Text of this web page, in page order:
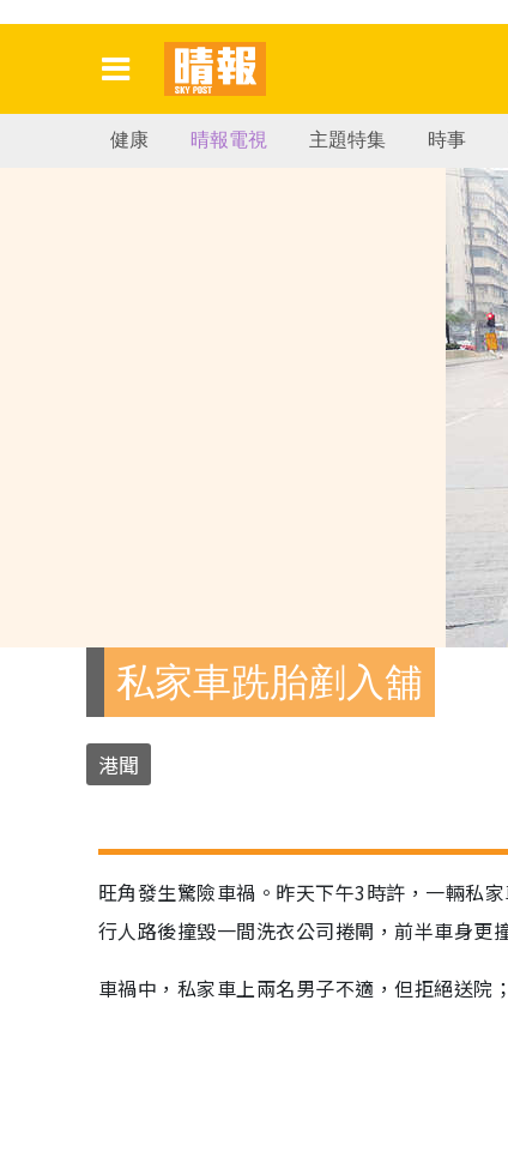
健康 晴報電視 主題特集 時事
私家車跣胎剷入舖
港聞
旺角發生驚險車禍。昨天下午3時許，一輛私
行人路後撞毀一間洗衣公司捲閘，前半車身更
車禍中，私家車上兩名男子不適，但拒絕送院